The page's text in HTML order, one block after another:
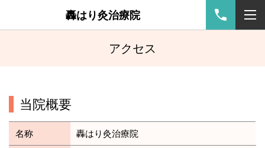
轟はり灸治療院
アクセス
当院概要
名称 轟はり灸治療院